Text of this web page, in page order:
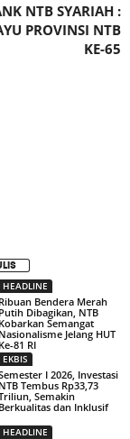
NTB SYARIAH :
PROVINSI NTB
KE-65
HEADLINE
Ribuan Bendera Merah
Putih Dibagikan, NTB
Kobarkan Semangat
Nasionalisme Jelang HUT
Ke-81 RI
EKBIS
I 2026, Investasi
NTB Tembus Rp33,73
Semakin
Berkualitas dan Inklusif
HEADLINE